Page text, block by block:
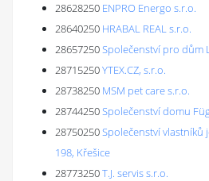
28628250 ENPRO Energo s.r.o.
28640250 HRABAL REAL s.r.o.
28657250Společenství pro dům
28715250YTEX.CZ, s.r.o.
28738250 MSM pet care s.r.o.
28744250Společenství domu
28750250Společenství
198, Křešice
28773250T.J. servis s.r.o.